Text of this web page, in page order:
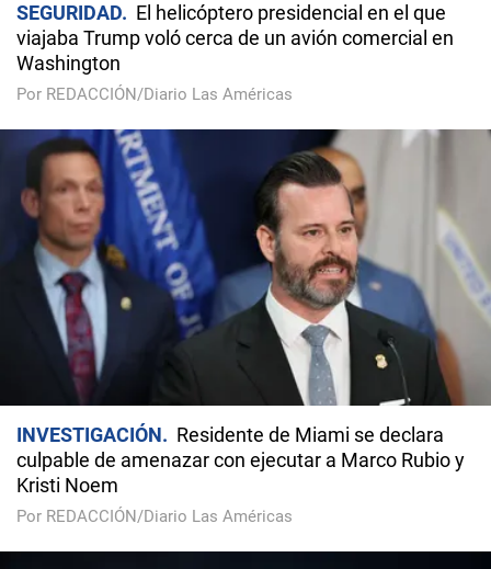
SEGURIDAD
El helicóptero presidencial en el que
viajaba Trump voló cerca de un avión comercial en
Washington
Por REDACCIÓN/Diario Las Américas
INVESTIGACIÓN
Residente de Miami se declara
culpable de amenazar con ejecutar a Marco Rubio y
Kristi Noem
Por REDACCIÓN/Diario Las Américas